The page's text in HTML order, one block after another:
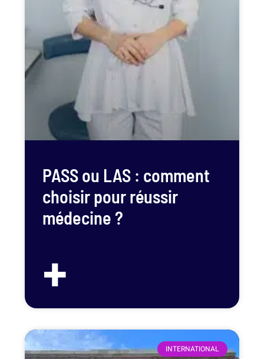
PASS ou LAS : comment
choisir pour réussir
médecine ?
+
INTERNATIONAL